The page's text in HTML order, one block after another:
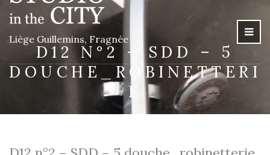
Liège Guillemins, Fragnée
D12 N°2 – SDD – 5
DOUCHE_ROBINETTERI
E